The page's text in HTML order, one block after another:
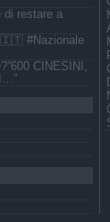
di restare a
🇮🇹 #Nazionale
CINESINI,